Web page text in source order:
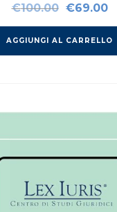
€100.00 Il
originale
era:
€69.00Il
è:
AGGIUNGI AL CARRELLO